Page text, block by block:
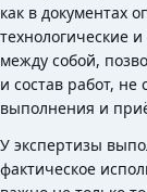
как в документах
технологические
между собой,
и состав работ,
выполнения и
У экспертизы
фактическое